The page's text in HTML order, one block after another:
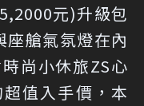
元)升級包
艙氣氛燈在內
尚小休旅ZS心
值入手價，本